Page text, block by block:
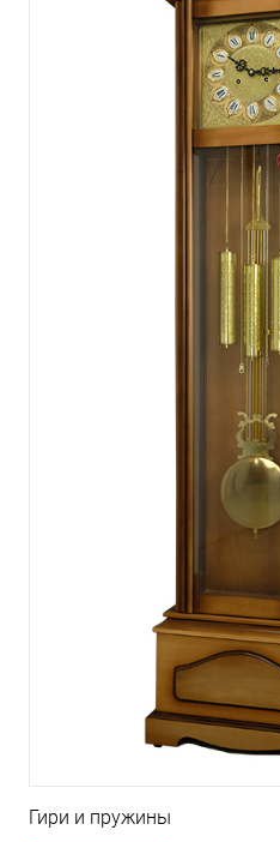
Гири и пружины